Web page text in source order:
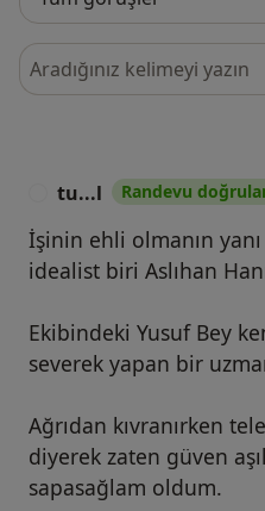
Görüşler içerisinde ara
tu...l Randevu
İşinin ehli olmanın
idealist biri Aslıhan
Ekibindeki Yusuf Bey
severek yapan bir
Ağrıdan kıvranırken
diyerek zaten güven
sapasağlam oldum.